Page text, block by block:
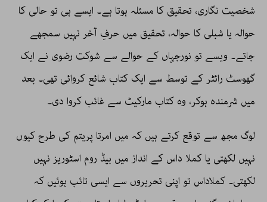
شخصیت نگاری، تحقیق کا مسئلہ ہوتا ہے۔ ایسے ہی تو حالی کا
حوالہ یا شبلی کا حوالہ، تحقیق میں حرفِ آخر نہیں سمجھے
جاتے۔ ویسے تو نورجہاں کے حوالے سے شوکت رضوی نے ایک
گھوسٹ رائٹر کے توسط سے ایک کتاب شائع کروائی تھی۔ بعد
میں شرمندہ ہوکر، وہ کتاب مارکیٹ سے غائب کروا دی۔
لوگ مجھ سے توقع کرتے ہیں کہ میں امرتا پریتم کی طرح کیوں
نہیں لکھتی یا کملا داس کے انداز میں بیڈ روم اسٹوریز نہیں
لکھتی۔ کملاداس تو اپنی تحریروں سے ایسی تائب ہوئیں کہ